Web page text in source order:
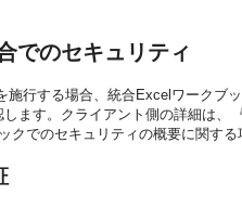
でのセキュリティ
施行する場合、統合Excelワークブ
ます。クライアント側の詳細は、
クでのセキュリティの概要に関す